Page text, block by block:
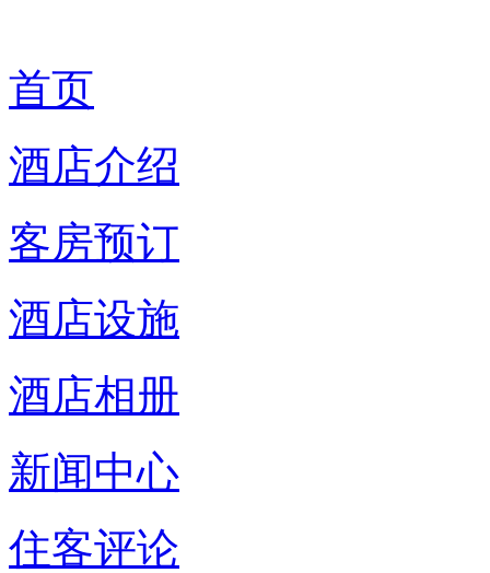
首页
酒店介绍
客房预订
酒店设施
酒店相册
新闻中心
住客评论